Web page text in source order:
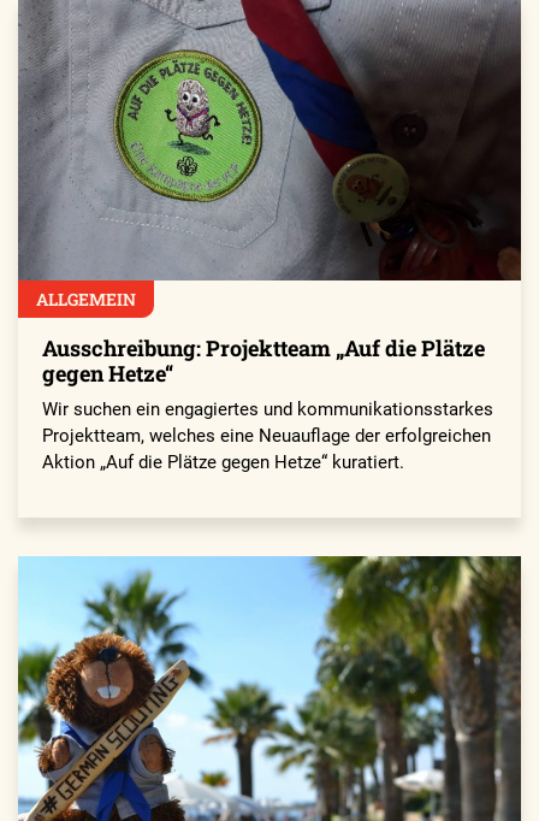
ALLGEMEIN
Ausschreibung: Projektteam „Auf die Plätze
gegen Hetze“
Wir suchen ein engagiertes und kommunikationsstarkes
Projektteam, welches eine Neuauflage der erfolgreichen
Aktion „Auf die Plätze gegen Hetze“ kuratiert.